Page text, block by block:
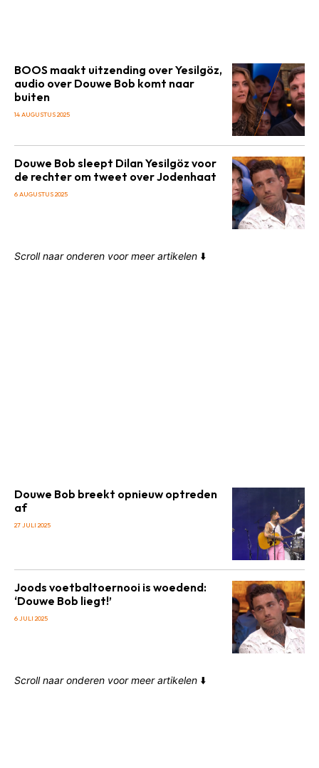
BOOS maakt uitzending over Yesilgöz,
audio over Douwe Bob komt naar
buiten
14 AUGUSTUS 2025
Douwe Bob sleept Dilan Yesilgöz voor
de rechter om tweet over Jodenhaat
6 AUGUSTUS 2025
Scroll naar onderen voor meer artikelen ⬇️
Douwe Bob breekt opnieuw optreden
af
27 JULI 2025
Joods voetbaltoernooi is woedend:
‘Douwe Bob liegt!’
6 JULI 2025
Scroll naar onderen voor meer artikelen ⬇️